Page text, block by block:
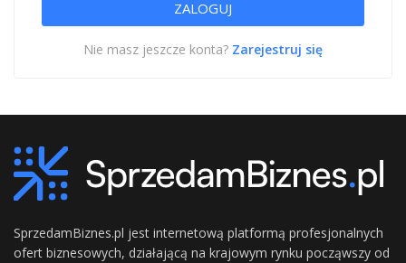
Nie masz jeszcze konta? Zarejestruj się
SprzedamBiznes.pl jest internetową platformą profesjonalnych
ofert biznesowych, działającą na krajowym rynku począwszy od